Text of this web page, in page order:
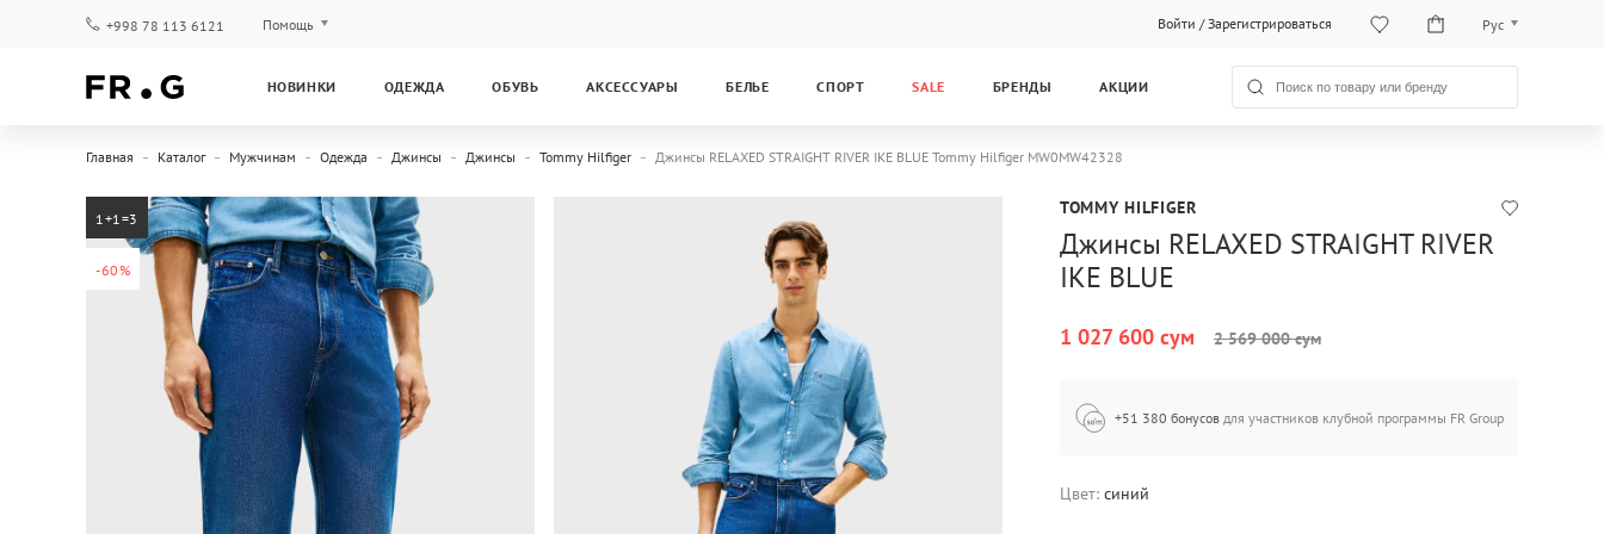
+998 78 113 6121 Помощь Войти /Зарегистрироваться Рус
Рус
НОВИНКИ ОДЕЖДА ОБУВЬ АКСЕССУАРЫ БЕЛЬЕ СПОРТ SALE БРЕНДЫ АКЦИИ
Главная Каталог Мужчинам Одежда Джинсы Джинсы Tommy Hilfiger Джинсы RELAXED STRAIGHT RIVER IKE BLUE Tommy Hilfiger MW0MW42328
-60%
1+1=3 TOMMY HILFIGER
Джинсы RELAXED STRAIGHT RIVER
IKE BLUE
1 027 600 сум 2 569 000 сум
+51 380 бонусов для участников клубной программы FR Group
Цвет: синий